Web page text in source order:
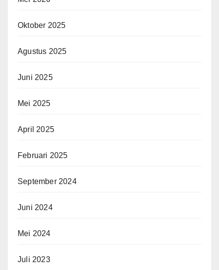
Oktober 2025
Agustus 2025
Juni 2025
Mei 2025
April 2025
Februari 2025
September 2024
Juni 2024
Mei 2024
Juli 2023